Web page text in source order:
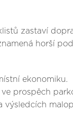
zastaví
horší
ekonomiku.
prospěch
výsledcích